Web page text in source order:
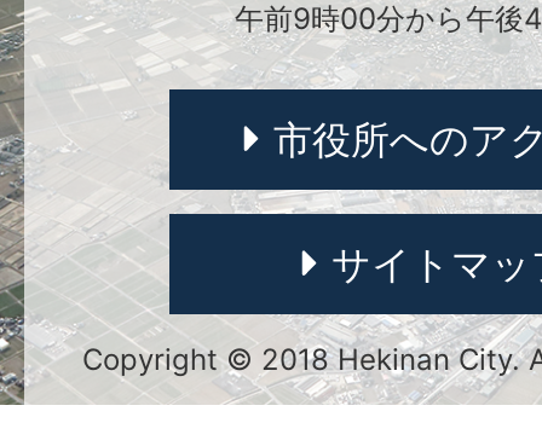
午前9時00分から午後
市役所へのア
サイトマッ
Copyright © 2018 Hekinan City.